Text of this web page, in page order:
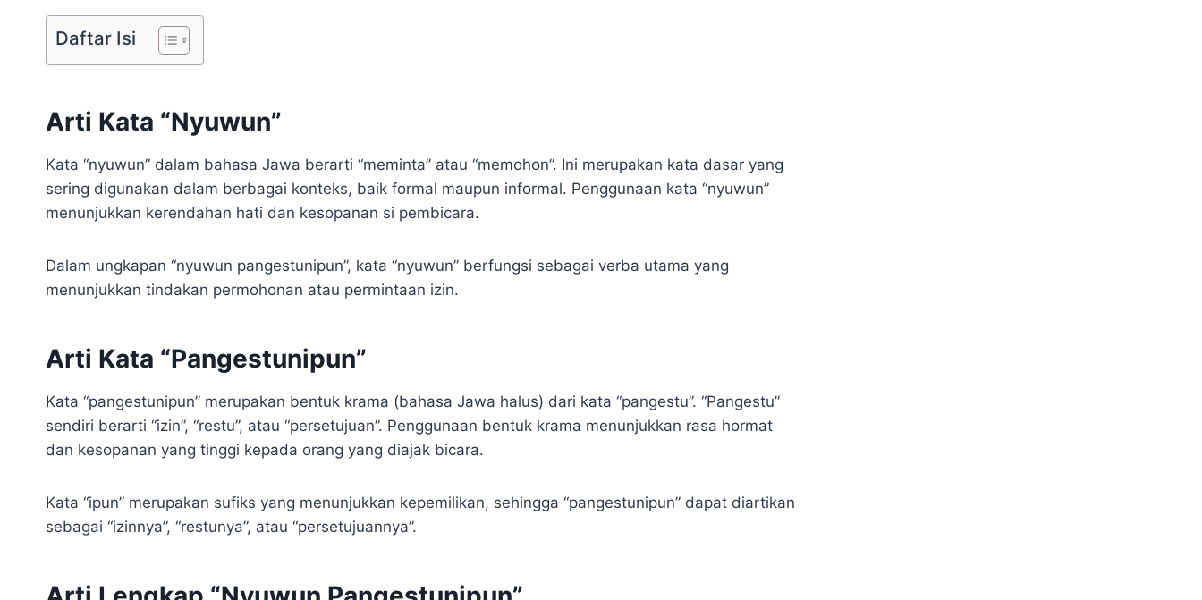
Daftar Isi
Arti Kata “Nyuwun”
Kata “nyuwun” dalam bahasa Jawa berarti “meminta” atau “memohon”. Ini merupakan kata dasar yang
sering digunakan dalam berbagai konteks, baik formal maupun informal. Penggunaan kata “nyuwun”
menunjukkan kerendahan hati dan kesopanan si pembicara.
Dalam ungkapan “nyuwun pangestunipun”, kata “nyuwun” berfungsi sebagai verba utama yang
menunjukkan tindakan permohonan atau permintaan izin.
Arti Kata “Pangestunipun”
Kata “pangestunipun” merupakan bentuk krama (bahasa Jawa halus) dari kata “pangestu”. “Pangestu”
sendiri berarti “izin”, “restu”, atau “persetujuan”. Penggunaan bentuk krama menunjukkan rasa hormat
dan kesopanan yang tinggi kepada orang yang diajak bicara.
Kata “ipun” merupakan sufiks yang menunjukkan kepemilikan, sehingga “pangestunipun” dapat diartikan
sebagai “izinnya”, “restunya”, atau “persetujuannya”.